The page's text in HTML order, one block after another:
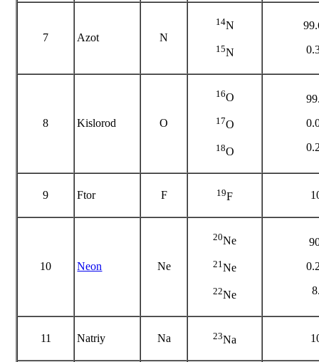
7 Azot N
14N
15N
8 Kislorod O
16O
17O
18O
9 Ftor F 19F
10 Neon Ne
20Ne
21Ne
22Ne
11 Natriy Na 23Na